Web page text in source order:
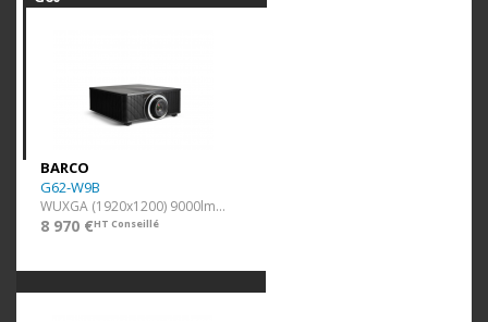
BARCO
G62-W9B
WUXGA (1920x1200) 9000lm Noir
8 970 €HT Conseillé